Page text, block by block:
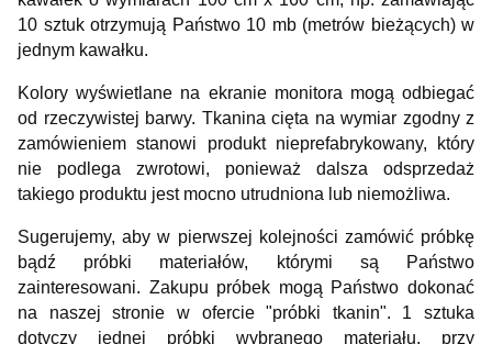
10 sztuk otrzymują Państwo 10 mb (metrów bieżących) w
jednym kawałku.
Kolory wyświetlane na ekranie monitora mogą odbiegać
od rzeczywistej barwy. Tkanina cięta na wymiar zgodny z
zamówieniem stanowi produkt nieprefabrykowany, który
nie podlega zwrotowi, ponieważ dalsza odsprzedaż
takiego produktu jest mocno utrudniona lub niemożliwa.
Sugerujemy, aby w pierwszej kolejności zamówić próbkę
bądź próbki materiałów, którymi są Państwo
zainteresowani. Zakupu próbek mogą Państwo dokonać
na naszej stronie w ofercie "próbki tkanin". 1 sztuka
dotyczy jednej próbki wybranego materiału, przy